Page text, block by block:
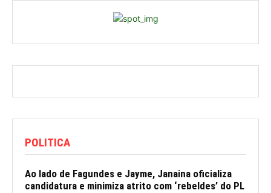
POLITICA
Ao lado de Fagundes e Jayme, Janaina oficializa
candidatura e minimiza atrito com ‘rebeldes’ do PL